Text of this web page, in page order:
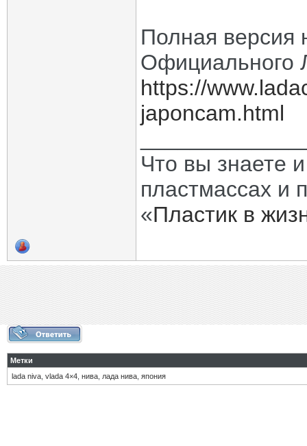
Полная версия
Официального
https://
japoncam.html
Что вы знаете
пластмассах и
«Пластик в
Метки
lada niva vlada 4×4 нива лада нива япония